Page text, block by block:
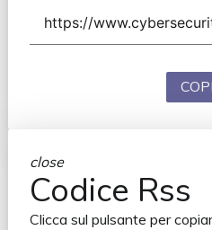
close
Codice Rss
Clicca sul pulsante per